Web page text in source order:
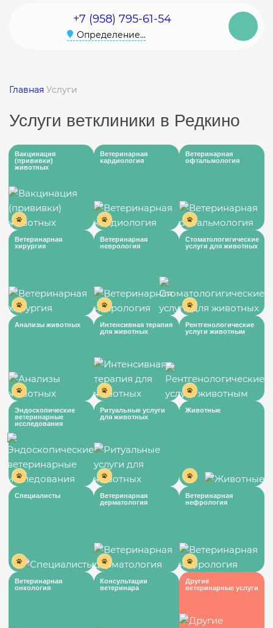
+7 (958) 795-61-54
Определение...
Главная Услуги
Услуги ветклиники в Редкино
Вакцинация
(прививки)
животных
Ветеринарная
кардиология
Ветеринарная
офтальмология
Ветеринарная
хирургия
Ветеринарная
неврология
Стоматологигические
услуги для животных
Анализы животных
Интенсивная терапия
для животных
Рентгенологические
услуги животным
Эндоскопические
ветеринарные
исследования
Ритуальные услуги
для животных
Животные
Специалисты
Ветеринарная
дерматология
Ветеринарная
нефрология
Ветеринарная
онкология
Консультации
ветеринара
Другие
ветеринарные услуги